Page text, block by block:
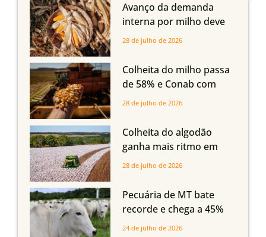
Avanço da demanda
interna por milho deve
compensar aumento da
em Mato Grosso, aponta
Imea
28 de julho de 2026
Colheita do milho passa
de 58% e Conab com
boas produtividades em
quedas em Tocantins,
Maranhão e Piauí
28 de julho de 2026
Colheita do algodão
ganha mais ritmo em
Mato Grosso, Mato
Maranhão
28 de julho de 2026
Pecuária de MT bate
recorde e chega a 45%
dos bovinos abatidos
24 de julho de 2026